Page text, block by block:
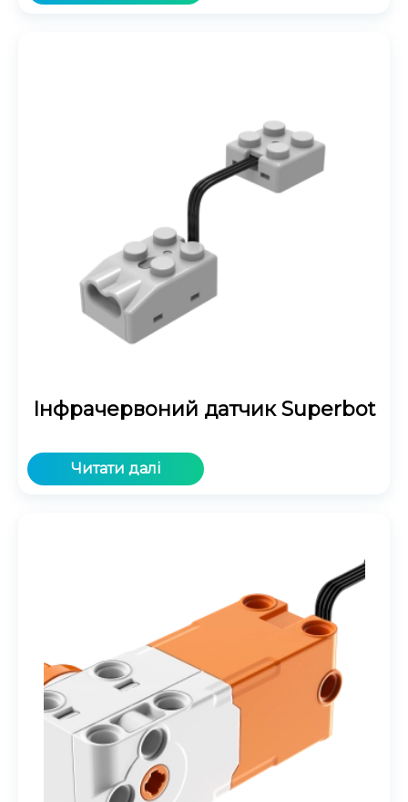
Інфрачервоний датчик Superbot
Читати далі